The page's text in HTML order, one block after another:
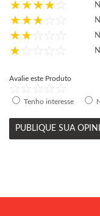
Avalie este Produto
Tenho interesse
PUBLIQUE SUA